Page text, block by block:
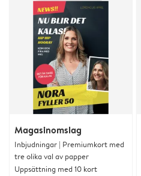
Magasinomslag
Inbjudningar | Premiumkort med
tre olika val av papper
Uppsättning med 10 kort